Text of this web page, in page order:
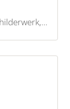
Binnenschilderwerk, Buitenschilderwerk, Houtrotreparatie